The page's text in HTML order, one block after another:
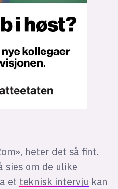
heter det så fint.
sies om de ulike
et teknisk intervju kan